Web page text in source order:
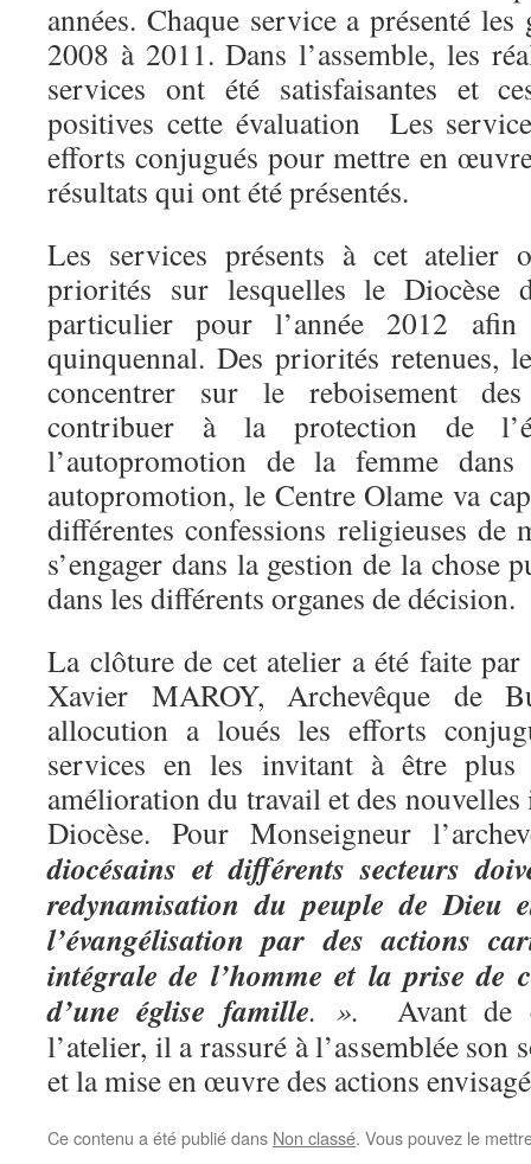
années. Chaque service a présenté
2008 à 2011. Dans l’assemble, les
services ont été satisfaisantes et
positives cette évaluation Les
efforts conjugués pour mettre en
résultats qui ont été présentés.
Les services présents à cet atelier
priorités sur lesquelles le Diocèse
particulier pour l’année 2012
quinquennal. Des priorités retenues,
concentrer sur le reboisement
contribuer à la protection de
l’autopromotion de la femme
autopromotion, le Centre Olame va
différentes confessions religieuses de
s’engager dans la gestion de la
dans les différents organes de décision.
La clôture de cet atelier a été faite
Xavier MAROY, Archevêque de
allocution a loués les efforts
services en les invitant à être plus
amélioration du travail et des
Diocèse. Pour Monseigneur
diocésains et différents secteurs
redynamisation du peuple de Dieu
l’évangélisation par des actions
intégrale de l’homme et la prise de
d’une église famille. ».
Avant de
l’atelier, il a rassuré à l’assemblée son
et la mise en œuvre des actions
Ce contenu a été publié dans Non classé. Vous pouvez le